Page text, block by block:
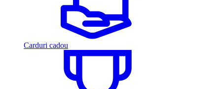
Carduri cadou